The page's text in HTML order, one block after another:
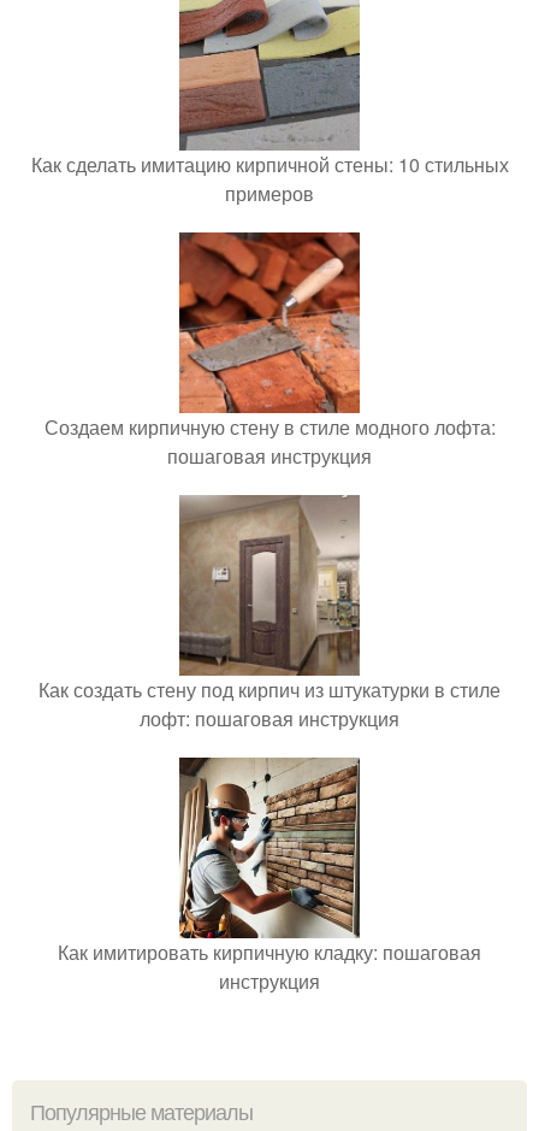
Как сделать имитацию кирпичной стены: 10 стильных
примеров
Создаем кирпичную стену в стиле модного лофта:
пошаговая инструкция
Как создать стену под кирпич из штукатурки в стиле
лофт: пошаговая инструкция
Как имитировать кирпичную кладку: пошаговая
инструкция
Популярные материалы